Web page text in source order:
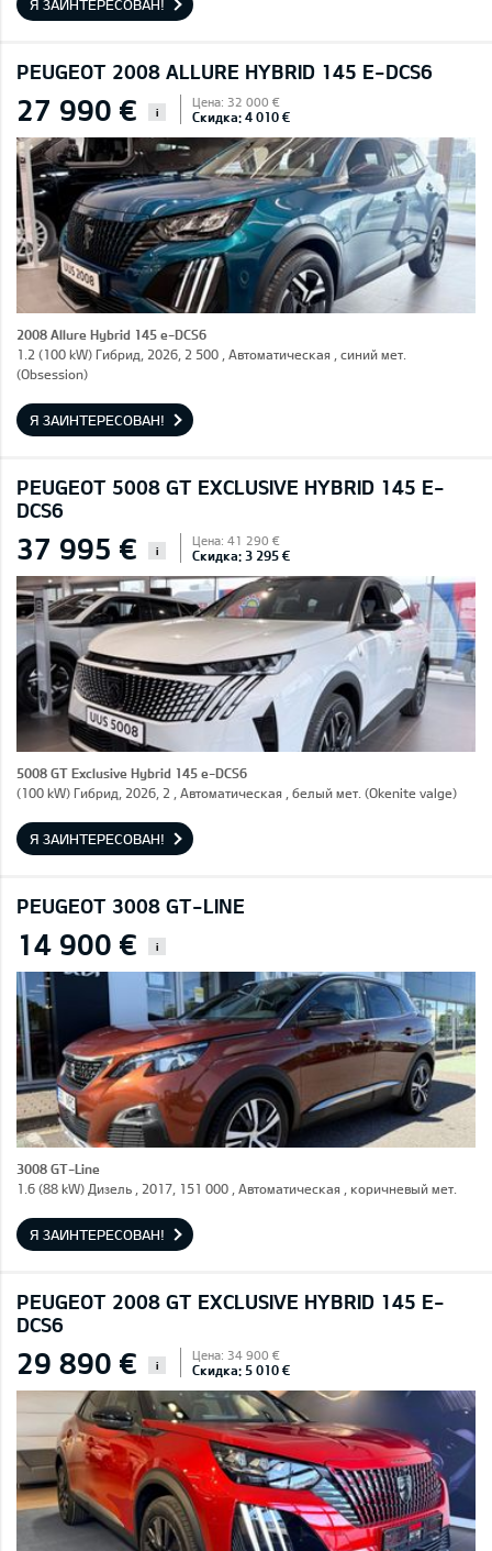
Я ЗАИНТЕРЕСОВАН!
PEUGEOT 2008 ALLURE HYBRID 145 E-DCS6
27 990 € i
Цена: 32 000 €
Скидка: 4 010 €
2008 Allure Hybrid 145 e-DCS6
1.2 (100 kW) Гибрид, 2026, 2 500 , Автоматическая , синий мет.
(Obsession)
Я ЗАИНТЕРЕСОВАН!
PEUGEOT 5008 GT EXCLUSIVE HYBRID 145 E-
DCS6
37 995 € i
Цена: 41 290 €
Скидка: 3 295 €
5008 GT Exclusive Hybrid 145 e-DCS6
(100 kW) Гибрид, 2026, 2 , Автоматическая , белый мет. (Okenite valge)
Я ЗАИНТЕРЕСОВАН!
PEUGEOT 3008 GT-LINE
14 900 € i
3008 GT-Line
1.6 (88 kW) Дизель , 2017, 151 000 , Автоматическая , коричневый мет.
Я ЗАИНТЕРЕСОВАН!
PEUGEOT 2008 GT EXCLUSIVE HYBRID 145 E-
DCS6
29 890 € i
Цена: 34 900 €
Скидка: 5 010 €